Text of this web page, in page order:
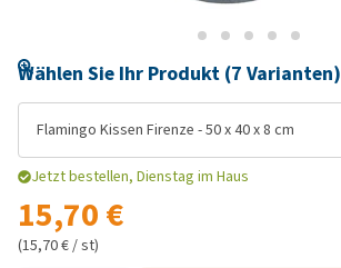
Wählen Sie Ihr Produkt (7 Varianten)
Flamingo Kissen Firenze - 50 x 40 x 8 cm
Jetzt bestellen, Dienstag im Haus
15,70 €
(15,70 € / st)